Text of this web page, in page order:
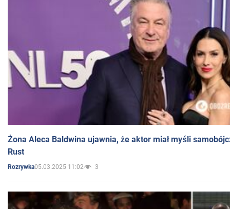
Żona Aleca Baldwina ujawnia, że aktor miał myśli
Rust
Rozrywka05.03.2025 11:02 3